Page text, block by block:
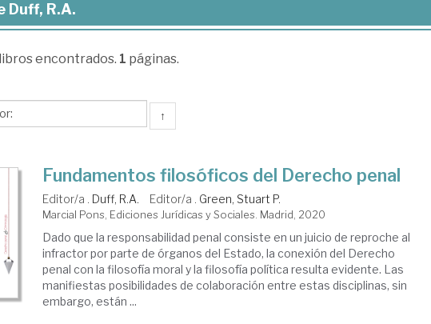
Duff, R.A.
libros encontrados. 1 páginas.
↑
Fundamentos filosóficos del Derecho penal
Editor/a . Duff, R.A. Editor/a . Green, Stuart P.
Marcial Pons, Ediciones Jurídicas y Sociales. Madrid, 2020
Dado que la responsabilidad penal consiste en un juicio de reproche al
infractor por parte de órganos del Estado, la conexión del Derecho
penal con la filosofía moral y la filosofía política resulta evidente. Las
manifiestas posibilidades de colaboración entre estas disciplinas, sin
embargo, están ...